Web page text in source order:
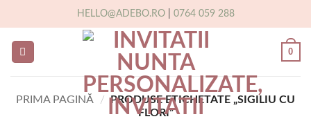
content
HELLO@ADEBO.RO| 0764 059 288
0
PRIMA PAGINĂ / PRODUSE ETICHETATE „SIGILIU CU
FLORI”